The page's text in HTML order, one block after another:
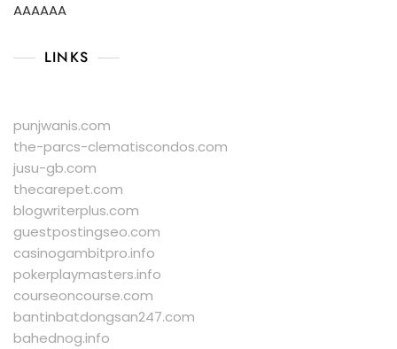
AAAAAA
LINKS
punjwanis.com
the-parcs-clematiscondos.com
jusu-gb.com
thecarepet.com
blogwriterplus.com
guestpostingseo.com
casinogambitpro.info
pokerplaymasters.info
courseoncourse.com
bantinbatdongsan247.com
bahednog.info